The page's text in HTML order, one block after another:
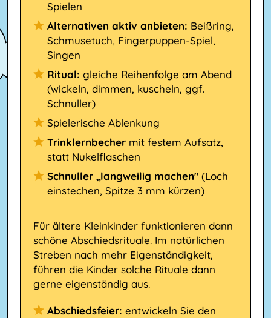
Spielen
Alternativen aktiv anbieten: Beißring,
Schmusetuch, Fingerpuppen-Spiel,
Singen
Ritual: gleiche Reihenfolge am Abend
(wickeln, dimmen, kuscheln, ggf.
Schnuller)
Spielerische Ablenkung
Trinklernbecher mit festem Aufsatz,
statt Nukelflaschen
Schnuller „langweilig machen" (Loch
einstechen, Spitze 3 mm kürzen)
Für ältere Kleinkinder funktionieren dann
schöne Abschiedsrituale. Im natürlichen
Streben nach mehr Eigenständigkeit,
führen die Kinder solche Rituale dann
gerne eigenständig aus.
Abschiedsfeier: entwickeln Sie den